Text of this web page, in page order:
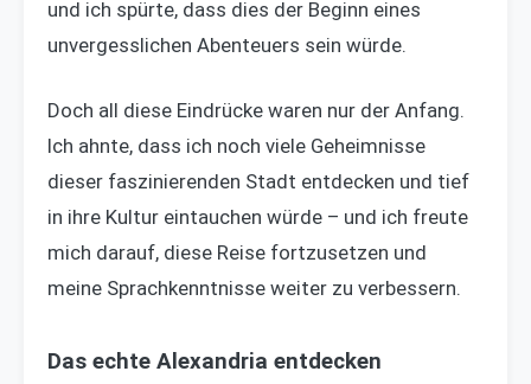
und ich spürte, dass dies der Beginn eines
unvergesslichen Abenteuers sein würde.
Doch all diese Eindrücke waren nur der Anfang.
Ich ahnte, dass ich noch viele Geheimnisse
dieser faszinierenden Stadt entdecken und tief
in ihre Kultur eintauchen würde – und ich freute
mich darauf, diese Reise fortzusetzen und
meine Sprachkenntnisse weiter zu verbessern.
Das echte Alexandria entdecken